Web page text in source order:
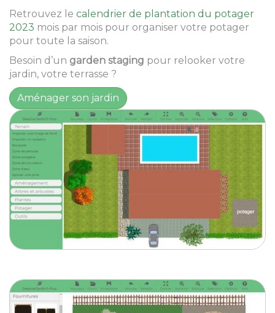
Retrouvez le calendrier de plantation du potager
2023 mois par mois pour organiser votre potager
pour toute la saison.
Besoin d’un garden staging pour relooker votre
jardin, votre terrasse ?
Aménager son jardin